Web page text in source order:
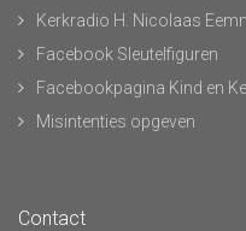
Kerkradio H. Nicolaas
Facebook Sleutelfiguren
Facebookpagina Kind en
Misintenties opgeven
Contact